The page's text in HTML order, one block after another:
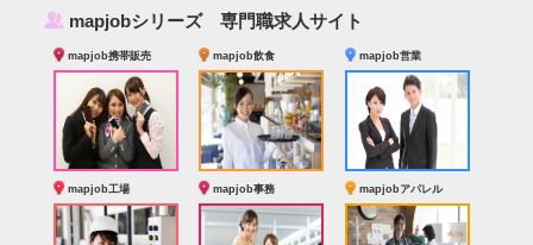
‰ mapjobシリーズ 専門職求人サイト
mapjob携帯販売 mapjob飲食 mapjob営業
mapjob工場 mapjob事務 mapjobアパレル